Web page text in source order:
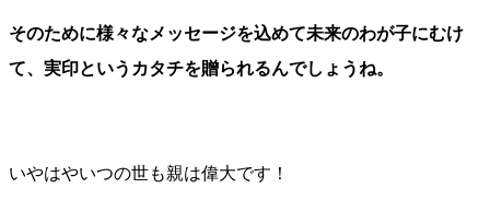
そのために様々なメッセージを込めて未来のわが子にむけ
て、実印というカタチを贈られるんでしょうね。
いやはやいつの世も親は偉大です！